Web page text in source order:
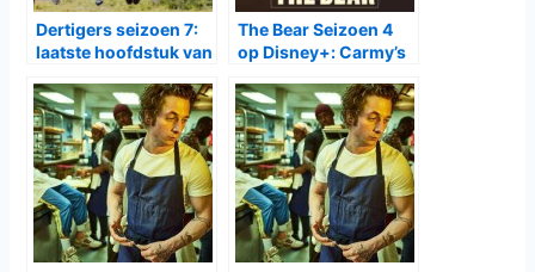
wereld werken.
krachtig einde dat recht doet aan alles wat de serie zo
bijzonder maakt. Het is een verhaal over verlies,
doorzettingsvermogen en de zoektocht naar betekenis in
een wereld die nooit stilstaat. Voor kijkers die vanaf het
begin zijn meegegaan, voelt dit slot als een verdiende
afsluiting die nog lang zal nazinderen. Zodra de laatste